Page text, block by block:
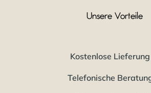
Unsere Vorteile
Kostenlose Lieferung
Telefonische